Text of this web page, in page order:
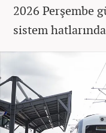
2026 Perşembe
sistem